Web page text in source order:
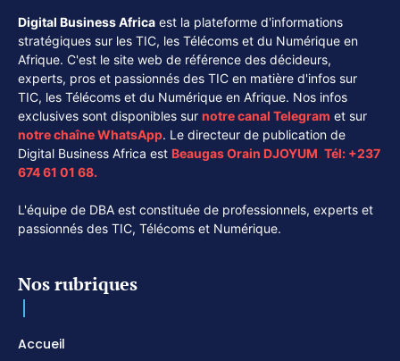
Digital Business Africa est la plateforme d'informations
stratégiques sur les TIC, les Télécoms et du Numérique en
Afrique. C'est le site web de référence des décideurs,
experts, pros et passionnés des TIC en matière d'infos sur
TIC, les Télécoms et du Numérique en Afrique. Nos infos
exclusives sont disponibles sur notre canal Telegram et sur
notre chaîneWhatsApp. Le directeur de publication de
Digital Business Africa est Beaugas Orain DJOYUM. Tél: +237
674 61 01 68.
L'équipe de DBA est constituée de professionnels, experts et
passionnés des TIC, Télécoms et Numérique.
Nos rubriques
Accueil